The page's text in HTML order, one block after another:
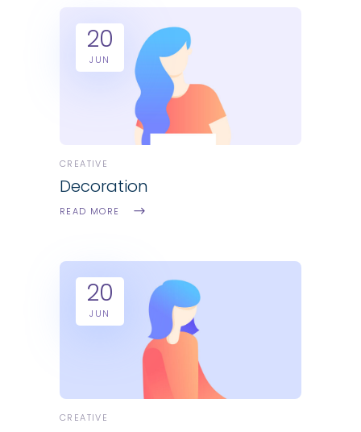
20
JUN
CREATIVE
Decoration
READ MORE
20
JUN
CREATIVE